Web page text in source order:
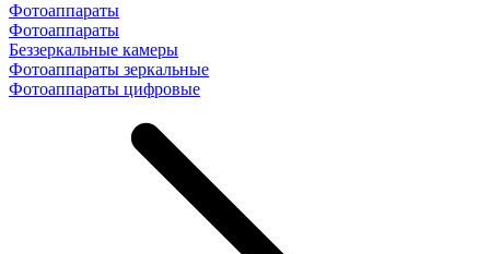
Фотоаппараты
Фотоаппараты
Беззеркальные камеры
Фотоаппараты зеркальные
Фотоаппараты цифровые